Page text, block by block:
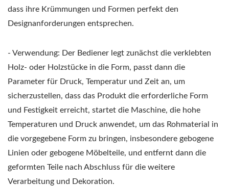
dass ihre Krümmungen und Formen perfekt den
Designanforderungen entsprechen.
- Verwendung: Der Bediener legt zunächst die verklebten
Holz- oder Holzstücke in die Form, passt dann die
Parameter für Druck, Temperatur und Zeit an, um
sicherzustellen, dass das Produkt die erforderliche Form
und Festigkeit erreicht, startet die Maschine, die hohe
Temperaturen und Druck anwendet, um das Rohmaterial in
die vorgegebene Form zu bringen, insbesondere gebogene
Linien oder gebogene Möbelteile, und entfernt dann die
geformten Teile nach Abschluss für die weitere
Verarbeitung und Dekoration.